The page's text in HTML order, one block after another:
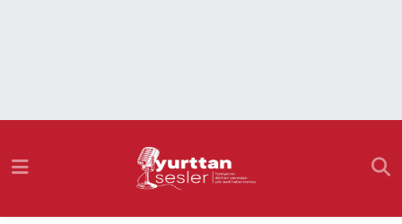
Namaz Vakitleri